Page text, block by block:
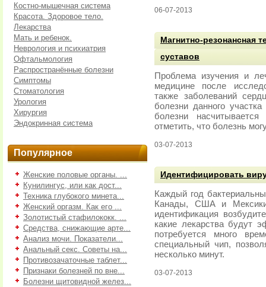
Костно-мышечная система
Красота. Здоровое тело.
Лекарства
Мать и ребенок.
Неврология и психиатрия
Офтальмология
Распространённые болезни
Симптомы
Стоматология
Урология
Хирургия
Эндокринная система
Популярное
Женские половые органы. ...
Кунилингус, или как дост...
Техника глубокого минета...
Женский оргазм. Как его ...
Золотистый стафилококк. ...
Средства, снижающие арте...
Анализ мочи. Показатели...
Анальный секс. Советы на...
Противозачаточные таблет...
Признаки болезней по вне...
Болезни щитовидной желез...
06-07-2013
Магнитно-резонансная
суставов
Проблема изучения и
медицине после
также заболеваний
болезни данного
болезни
отметить, что болезнь
03-07-2013
Идентифицировать
Каждый год
Канады, США и
идентификация
какие лекарства будут
потребуется много
специальный чип,
несколько минут.
03-07-2013